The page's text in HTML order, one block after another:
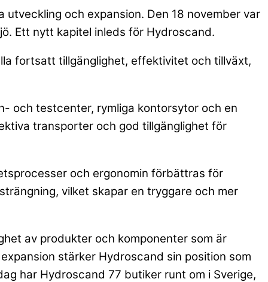
och expansion. Den 18 november var
Ett nytt kapitel inleds för Hydroscand.
fortsatt tillgänglighet, effektivitet och tillväxt,
och testcenter, rymliga kontorsytor och en
transporter och god tillgänglighet för
och ergonomin förbättras för
vilket skapar en tryggare och mer
av produkter och komponenter som är
stärker Hydroscand sin position som
har Hydroscand 77 butiker runt om i Sverige,